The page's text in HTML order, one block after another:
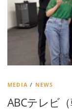
MEDIA / NEWS
ABCテレビ